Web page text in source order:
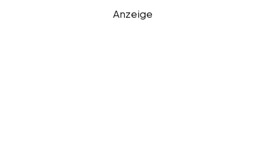
Anzeige